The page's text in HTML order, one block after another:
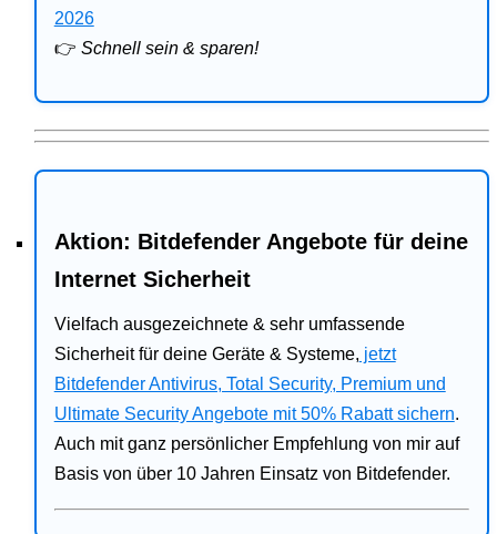
Ratgeber
2026
👉 Schnell sein & sparen!
Aktion: Bitdefender Angebote für deine
Internet Sicherheit
Vielfach ausgezeichnete & sehr umfassende
Sicherheit für deine Geräte & Systeme, jetzt
Bitdefender Antivirus, Total Security, Premium und
Ultimate Security Angebote mit 50% Rabatt sichern.
Auch mit ganz persönlicher Empfehlung von mir auf
Basis von über 10 Jahren Einsatz von Bitdefender.